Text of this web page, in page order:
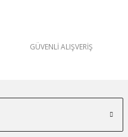
GÜVENLİ ALIŞVERİŞ